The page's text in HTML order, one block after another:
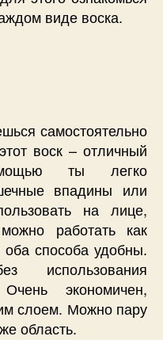
виде воска.
самостоятельно
воск – отличный
ты легко
впадины или
на лице,
работать как
способа удобны.
использования
экономичен,
слоем. Можно пару
область.